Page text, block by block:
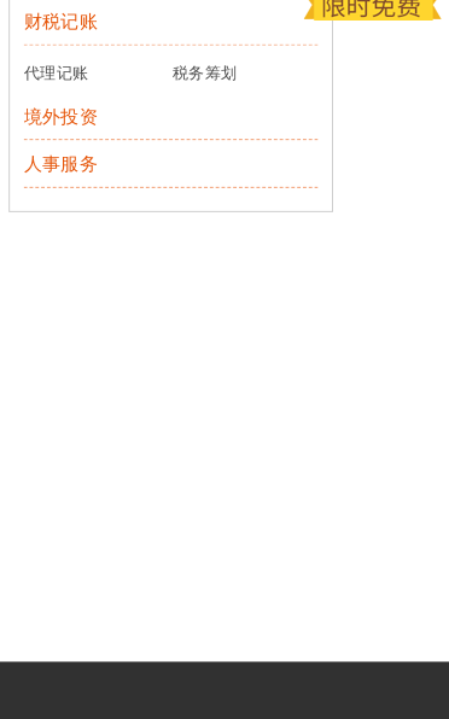
财税记账
代理记账 税务筹划
境外投资
人事服务